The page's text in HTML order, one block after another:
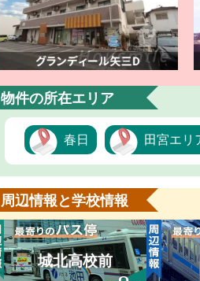
物件の所在エリア
春日 田宮エリ
周辺情報と学校情報
城北高校前